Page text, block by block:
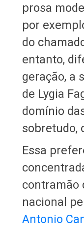
prosa
por
do
entanto,
geração, a
de Lygia
domínio
sobretudo,
Essa
contramão
nacional
Antonio